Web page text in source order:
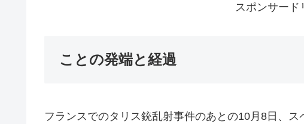
スポンサード
ことの発端と経過
フランスでのタリス銃乱射事件のあとの10月8日、